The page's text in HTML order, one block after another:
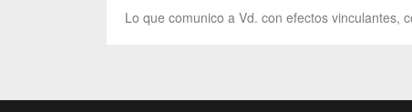
Lo que comunico a Vd. con efectos vinculantes,